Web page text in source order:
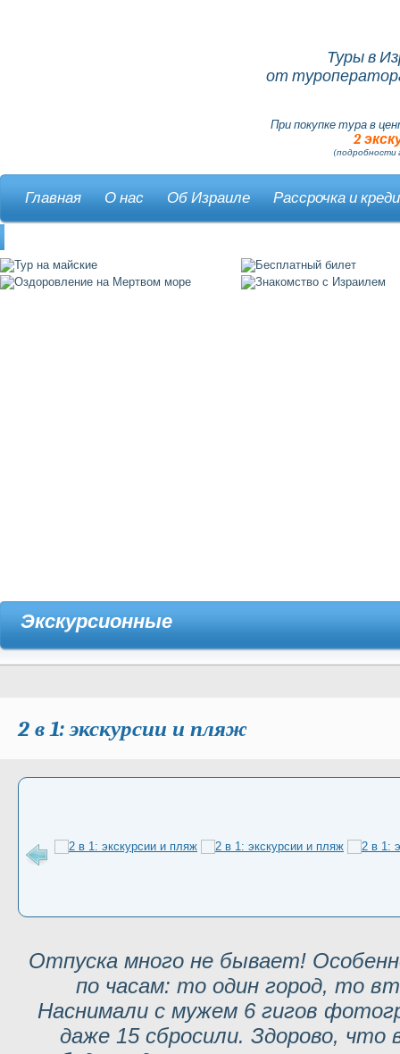
При покупке тура в
2
(подробности
Туры в
от
Главная О нас Об Израиле Рассрочка и
Экскурсионные
2 в 1: экскурсии и пляж
Отпуска много не бывает!
по часам: то один город, то
Наснимали с мужем 6 гигов
даже 15 сбросили. Здорово,